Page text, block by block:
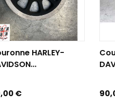
AU PANIER
HARLEY-
€ Prix